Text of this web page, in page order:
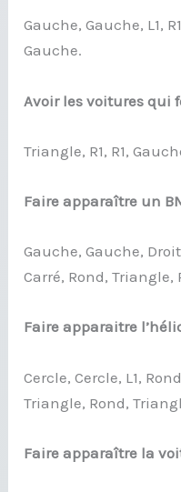
Gauche, Gauche, L1,
Gauche.
Avoir les voitures qui
Triangle, R1, R1,
Faire apparaître un
Gauche, Gauche,
Carré, Rond, Triangle,
Faire apparaitre
Cercle, Cercle, L1,
Triangle, Rond,
Faire apparaître la